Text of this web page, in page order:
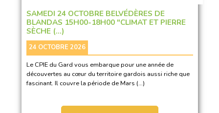
SAMEDI 24 OCTOBRE BELVÉDÈRES DE
BLANDAS 15H00-18H00 "CLIMAT ET PIERRE
SÈCHE (…)
24 OCTOBRE 2026
Le CPIE du Gard vous embarque pour une année de
découvertes au cœur du territoire gardois aussi riche que
fascinant. Il couvre la période de Mars (…)